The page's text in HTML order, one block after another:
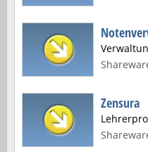
Zensura